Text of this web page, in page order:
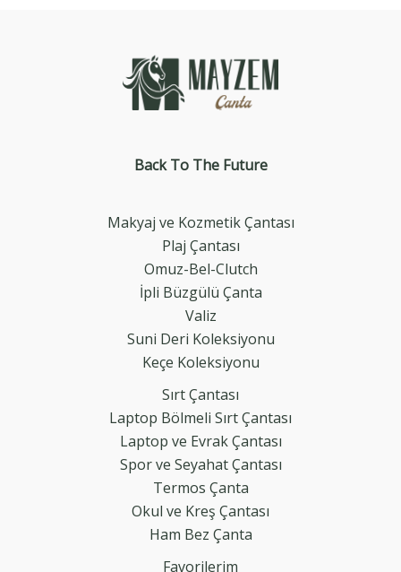
Back To The Future
Makyaj ve Kozmetik Çantası
Plaj Çantası
Omuz-Bel-Clutch
İpli Büzgülü Çanta
Valiz
Suni Deri Koleksiyonu
Keçe Koleksiyonu
Sırt Çantası
Laptop Bölmeli Sırt Çantası
Laptop ve Evrak Çantası
Spor ve Seyahat Çantası
Termos Çanta
Okul ve Kreş Çantası
Ham Bez Çanta
Favorilerim